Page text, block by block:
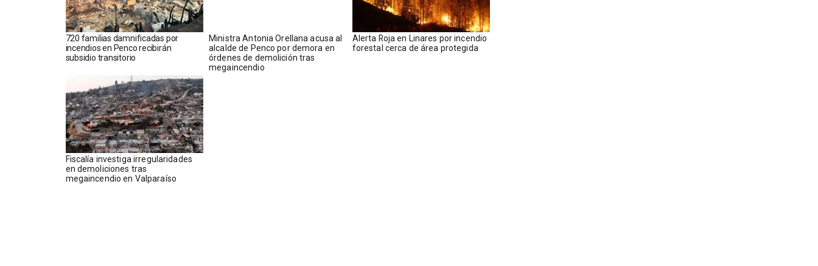
720 familias damnificadas por
incendios en Penco recibirán
subsidio transitorio
Ministra Antonia Orellana acusa al
alcalde de Penco por demora en
órdenes de demolición tras
megaincendio
Alerta Roja en Linares por incendio
forestal cerca de área protegida
Fiscalía investiga irregularidades
en demoliciones tras
megaincendio en Valparaíso